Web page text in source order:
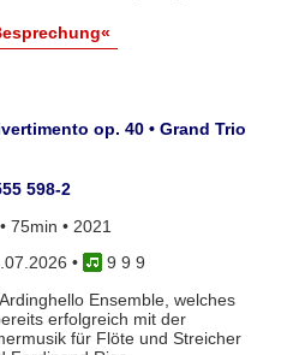
op. 40 • Grand Trio
598-2
75min • 2021
•
9 9 9
Ensemble, welches
erfolgreich mit der
für Flöte und Streicher